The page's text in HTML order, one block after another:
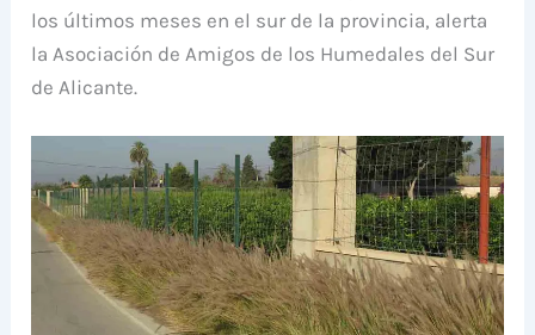
los últimos meses en el sur de la provincia, alerta
la Asociación de Amigos de los Humedales del Sur
de Alicante.